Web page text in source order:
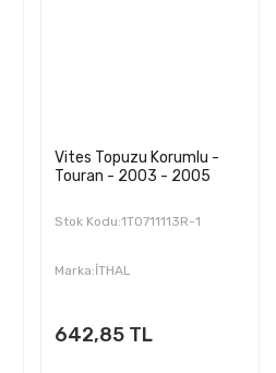
Vites Topuzu Korumlu -
Touran - 2003 - 2005
Stok Kodu:1T0711113R-1
Marka:İTHAL
642,85 TL